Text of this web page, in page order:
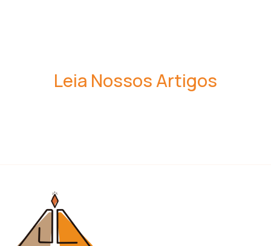
Leia Nossos Artigos